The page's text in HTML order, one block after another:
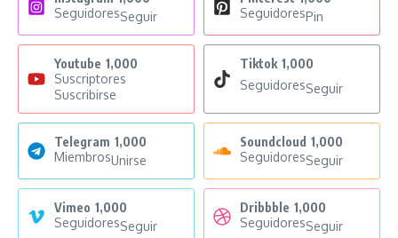
SeguidoresSeguir
SeguidoresPin
Youtube 1,000
Suscriptores
Suscribirse
Tiktok 1,000
SeguidoresSeguir
Telegram 1,000
MiembrosUnirse
Soundcloud 1,000
SeguidoresSeguir
Vimeo 1,000
SeguidoresSeguir
Dribbble 1,000
SeguidoresSeguir